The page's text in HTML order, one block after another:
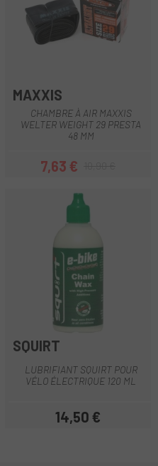
MAXXIS
CHAMBRE À AIR MAXXIS
WELTER WEIGHT 29 PRESTA
48 MM
Prix
7,63 €Prix habituel
SQUIRT
LUBRIFIANT SQUIRT POUR
VÉLO ÉLECTRIQUE 120 ML
Prix
14,50 €